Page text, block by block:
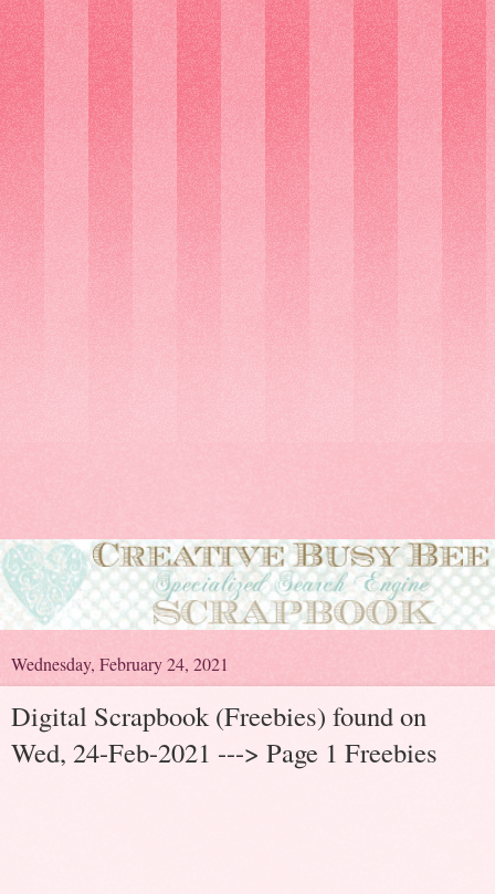
Wednesday, February 24, 2021
Digital Scrapbook (Freebies) found on
Wed, 24-Feb-2021 ---> Page 1 Freebies